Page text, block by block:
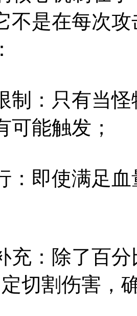
不是在每次
制：只有当
可能触发；
：即使满足
充：除了百
切割伤害，